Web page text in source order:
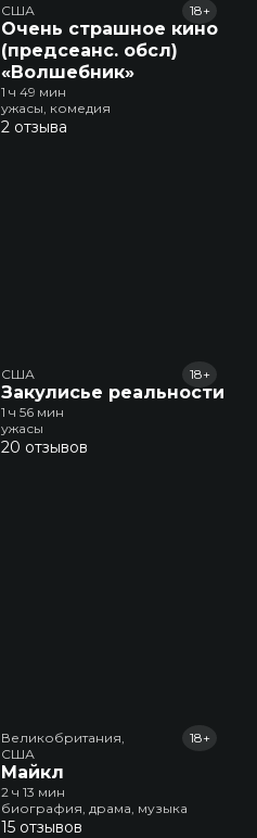
США
Очень страшное кино
(предсеанс. обсл)
«Волшебник»
18+
1 ч 49 мин
ужасы, комедия
2 отзыва
США
Закулисье реальности
18+
1 ч 56 мин
ужасы
20 отзывов
Великобритания,
США
Майкл
18+
2 ч 13 мин
биография, драма, музыка
15 отзывов